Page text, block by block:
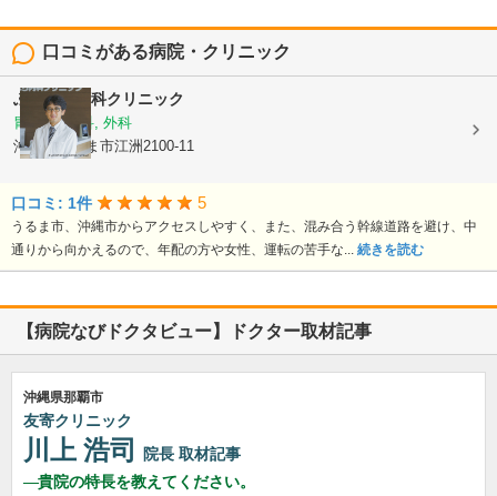
口コミがある病院・クリニック
ふくはら内科クリニック
胃腸科, 内科, 外科
沖縄県うるま市江洲2100-11
口コミ: 1件 5
うるま市、沖縄市からアクセスしやすく、また、混み合う幹線道路を避け、中
通りから向かえるので、年配の方や女性、運転の苦手な... 続きを読む
【病院なびドクタビュー】ドクター取材記事
沖縄県那覇市
友寄クリニック
川上 浩司 院長 取材記事
貴院の特長を教えてください。